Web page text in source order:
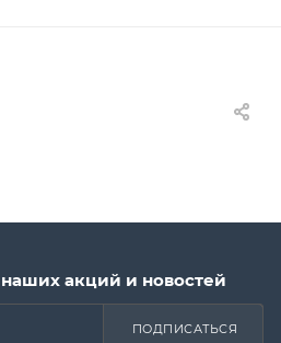
наших акций и новостей
ПОДПИСАТЬСЯ